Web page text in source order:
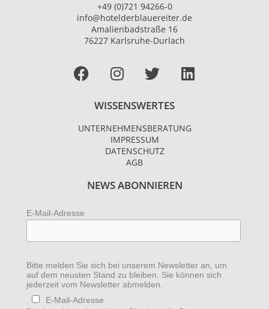
+49 (0)721 94266-0
info@hotelderblauereiter.de
Amalienbadstraße 16
76227 Karlsruhe-Durlach
Facebook
I
n
t
a
g
r
m
T
w
t
t
e
r
L
i
e
WISSENSWERTES
UNTERNEHMENSBERATUNG
IMPRESSUM
DATENSCHUTZ
AGB
NEWS ABONNIEREN
E-Mail-Adresse
Bitte melden Sie sich bei unserem Newsletter an, um
auf dem neusten Stand zu bleiben. Sie können sich
jederzeit vom Newsletter abmelden.
E-Mail-Adresse